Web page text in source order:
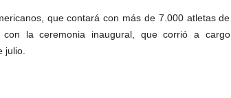
que contará con más de 7.000 atletas de
la ceremonia inaugural, que corrió a cargo
julio.